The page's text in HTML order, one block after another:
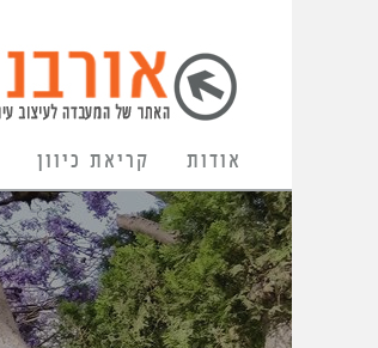
אודות קריאת כיוון